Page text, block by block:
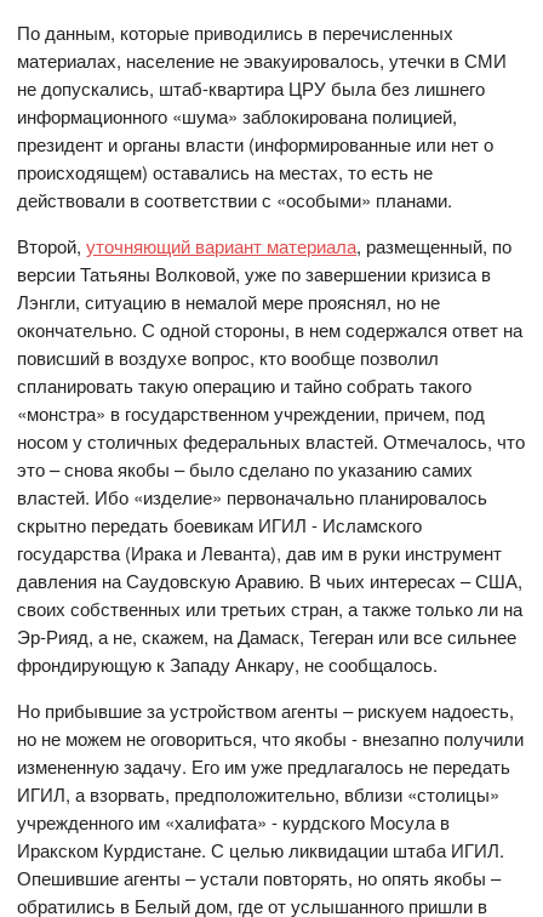
По данным, которые приводились в перечисленных
материалах, население не эвакуировалось, утечки в СМИ
не допускались, штаб-квартира ЦРУ была без лишнего
информационного «шума» заблокирована полицией,
президент и органы власти (информированные или нет о
происходящем) оставались на местах, то есть не
действовали в соответствии с «особыми» планами.
Второй,уточняющий вариант материала, размещенный, по
версии Татьяны Волковой, уже по завершении кризиса в
Лэнгли, ситуацию в немалой мере прояснял, но не
окончательно. С одной стороны, в нем содержался ответ на
повисший в воздухе вопрос, кто вообще позволил
спланировать такую операцию и тайно собрать такого
«монстра» в государственном учреждении, причем, под
носом у столичных федеральных властей. Отмечалось, что
это – снова якобы – было сделано по указанию самих
властей. Ибо «изделие» первоначально планировалось
скрытно передать боевикам ИГИЛ - Исламского
государства (Ирака и Леванта), дав им в руки инструмент
давления на Саудовскую Аравию. В чьих интересах – США,
своих собственных или третьих стран, а также только ли на
Эр-Рияд, а не, скажем, на Дамаск, Тегеран или все сильнее
фрондирующую к Западу Анкару, не сообщалось.
Но прибывшие за устройством агенты – рискуем надоесть,
но не можем не оговориться, что якобы - внезапно получили
измененную задачу. Его им уже предлагалось не передать
ИГИЛ, а взорвать, предположительно, вблизи «столицы»
учрежденного им «халифата» - курдского Мосула в
Иракском Курдистане. С целью ликвидации штаба ИГИЛ.
Опешившие агенты – устали повторять, но опять якобы –
обратились в Белый дом, где от услышанного пришли в